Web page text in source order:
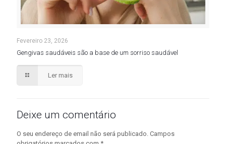
Fevereiro 23, 2026
Gengivas saudáveis são a base de um sorriso saudável
Ler mais
Deixe um comentário
O seu endereço de email não será publicado. Campos